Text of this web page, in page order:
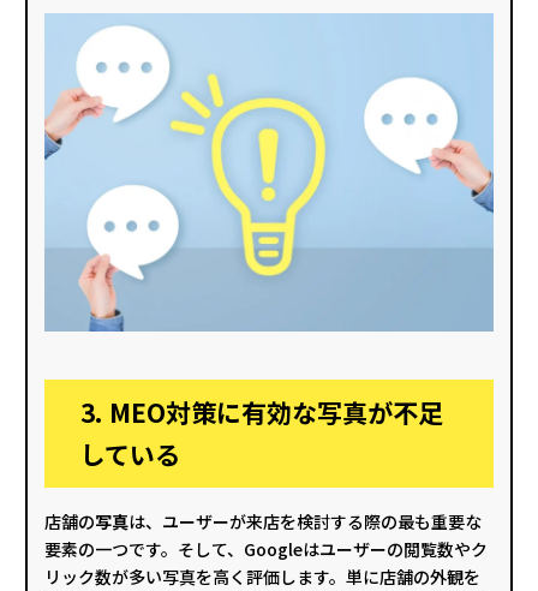
3. MEO対策に有効な写真が不足
している
店舗の写真は、ユーザーが来店を検討する際の最も重要な
要素の一つです。そして、Googleはユーザーの閲覧数やク
リック数が多い写真を高く評価します。単に店舗の外観を